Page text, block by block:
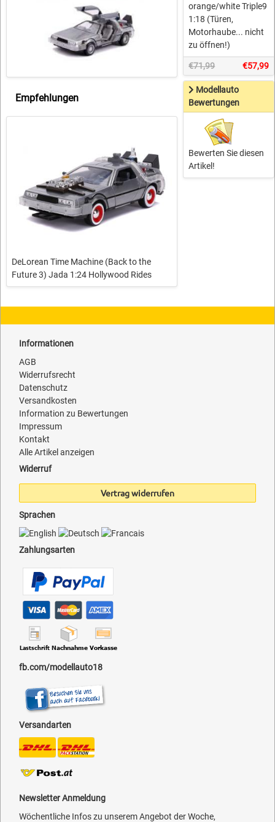
Empfehlungen
DeLorean Time Machine (Back to the
Future 3) Jada 1:24 Hollywood Rides
orange/white Triple9
1:18 (Türen,
Motorhaube... nicht
zu öffnen!)
€71,99 €57,99
Modellauto
Bewertungen
Bewerten Sie diesen
Artikel!
Informationen
AGB
Widerrufsrecht
Datenschutz
Versandkosten
Information zu Bewertungen
Impressum
Kontakt
Alle Artikel anzeigen
Widerruf
Vertrag widerrufen
Sprachen
Zahlungsarten
fb.com/modellauto18
Versandarten
Newsletter Anmeldung
Wöchentliche Infos zu unserem Angebot der Woche,